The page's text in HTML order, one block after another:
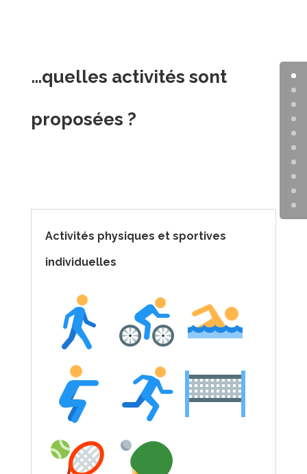
…quelles activités sont
proposées ?
Activités physiques et sportives
individuelles